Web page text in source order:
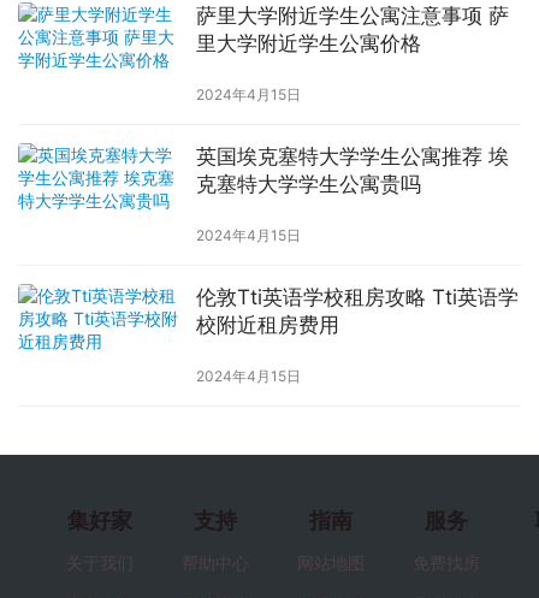
萨里大学附近学生公寓注意事项 萨
里大学附近学生公寓价格
2024年4月15日
英国埃克塞特大学学生公寓推荐 埃
克塞特大学学生公寓贵吗
2024年4月15日
伦敦Tti英语学校租房攻略 Tti英语学
校附近租房费用
2024年4月15日
集好家
关于我们
支持
帮助中心
指南
网站地图
服务
免费找房